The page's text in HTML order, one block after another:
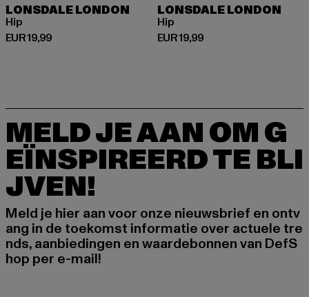
LONSDALE LONDON
Hip
EUR 19,99
Huidige prijs: EUR 19,99
LONSDALE LONDON
Hip
EUR 19,99
Huidige prijs: EUR 19,99
MELD JE AAN OM G
EÏNSPIREERD TE BLI
JVEN!
Meld je hier aan voor onze nieuwsbrief en ontv
ang in de toekomst informatie over actuele tre
nds, aanbiedingen en waardebonnen van DefS
hop per e-mail!